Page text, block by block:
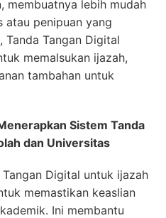
membuatnya lebih mudah
atau penipuan yang
Tanda Tangan Digital
memalsukan ijazah,
tambahan untuk
Sistem Tanda
dan Universitas
Digital untuk ijazah
memastikan keaslian
Ini membantu